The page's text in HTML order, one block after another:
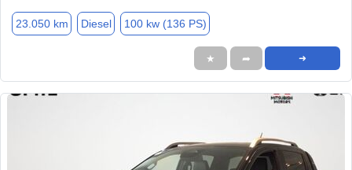
23.050 km Diesel 100 kw (136 PS)
★ ➦ ➜